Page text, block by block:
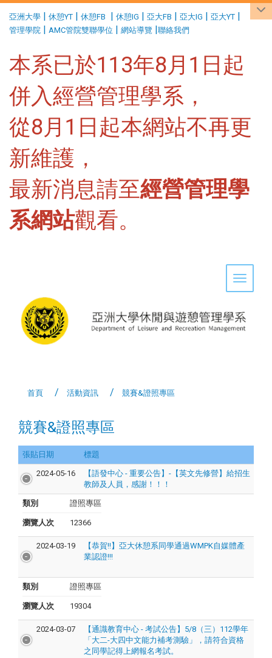
亞洲大學 | 休憩YT | 休憩FB | 休憩IG | 亞大FB | 亞大IG | 亞大YT |
管理學院 | AMC管院雙聯學位 | 網站導覽 |聯絡我們
本系已於113年8月1日起
併入經營管理學系，
從8月1日起本網站不再更
新維護，
最新消息請至經營管理學
系網站觀看。
Toggle
首頁 活動資訊 競賽&證照專區
競賽&證照專區
張貼日期 標題
2024-05-16
【語發中心 - 重要公告】-【英文先修營】給招生
教師及人員，感謝！！！
類別 證照專區
瀏覽人次 12366
2024-03-19
【恭賀!!】亞大休憩系同學通過WMPK自媒體產
業認證!!!
類別 證照專區
瀏覽人次 19304
2024-03-07
【通識教育中心 - 考試公告】5/8（三）112學年
「大二-大四中文能力補考測驗」，請符合資格
之同學記得上網報名考試。